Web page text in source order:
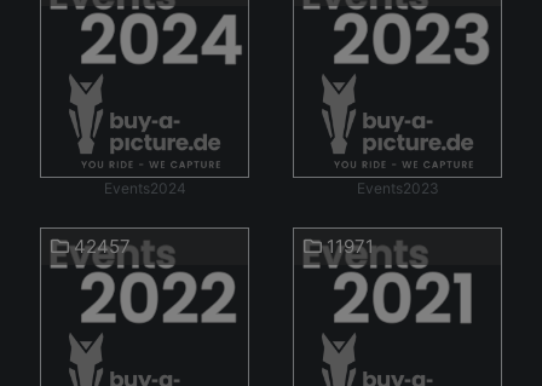
Events2024 Events2023
42457 11971